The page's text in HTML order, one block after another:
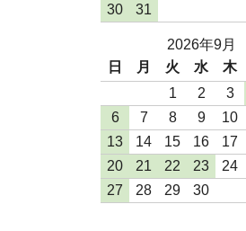
30
31
2026年9月
日
月 火 水 木
1
2 3
6
7 8 9 10
13
14 15 16 17
20
21 22 23 24
27
28 29 30